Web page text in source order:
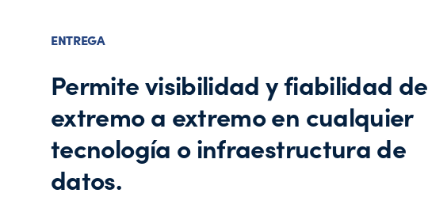
ENTREGA
Permite visibilidad y fiabilidad de
extremo a extremo en cualquier
tecnología o infraestructura de
datos.